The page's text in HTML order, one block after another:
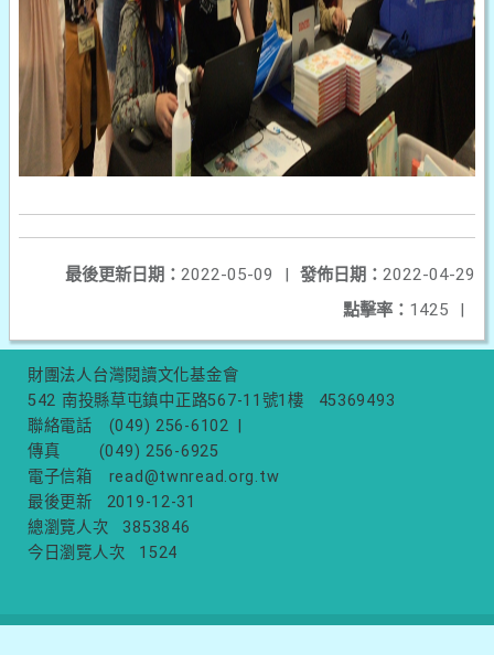
發佈日期： 2022-04-29
最後更新日期： 2022-05-09
|
點擊率： 1425 |
財團法人台灣閱讀文化基金會
542 南投縣草屯鎮中正路567-11號1樓
45369493
聯絡電話
(049) 256-6102
傳真
(049) 256-6925
電子信箱
read@twnread.org.tw
最後更新
2019-12-31
總瀏覽人次
3853846
今日瀏覽人次
1524